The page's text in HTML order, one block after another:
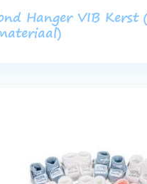
Hanger VIB Kerst